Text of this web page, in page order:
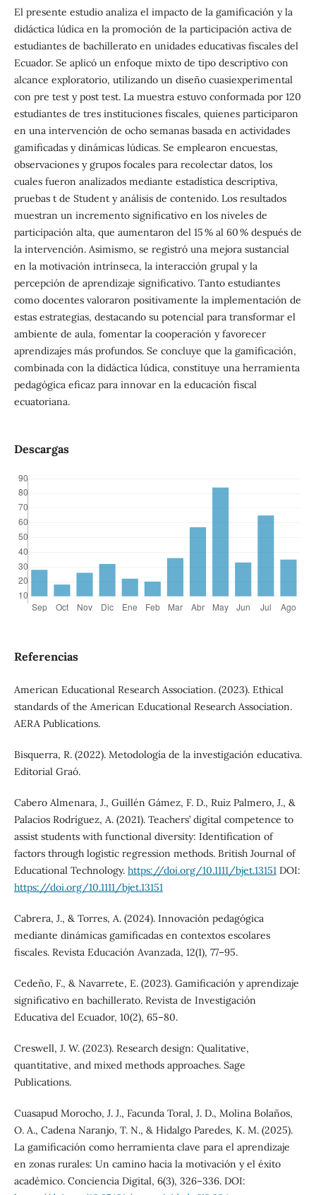
El presente estudio analiza el impacto de la gamificación y la
didáctica lúdica en la promoción de la participación activa de
estudiantes de bachillerato en unidades educativas fiscales del
Ecuador. Se aplicó un enfoque mixto de tipo descriptivo con
alcance exploratorio, utilizando un diseño cuasiexperimental
con pre test y post test. La muestra estuvo conformada por 120
estudiantes de tres instituciones fiscales, quienes participaron
en una intervención de ocho semanas basada en actividades
gamificadas y dinámicas lúdicas. Se emplearon encuestas,
observaciones y grupos focales para recolectar datos, los
cuales fueron analizados mediante estadística descriptiva,
pruebas t de Student y análisis de contenido. Los resultados
muestran un incremento significativo en los niveles de
participación alta, que aumentaron del 15 % al 60 % después de
la intervención. Asimismo, se registró una mejora sustancial
en la motivación intrínseca, la interacción grupal y la
percepción de aprendizaje significativo. Tanto estudiantes
como docentes valoraron positivamente la implementación de
estas estrategias, destacando su potencial para transformar el
ambiente de aula, fomentar la cooperación y favorecer
aprendizajes más profundos. Se concluye que la gamificación,
combinada con la didáctica lúdica, constituye una herramienta
pedagógica eficaz para innovar en la educación fiscal
ecuatoriana.
Descargas
Referencias
American Educational Research Association. (2023). Ethical
standards of the American Educational Research Association.
AERA Publications.
Bisquerra, R. (2022). Metodología de la investigación educativa.
Editorial Graó.
Cabero Almenara, J., Guillén Gámez, F. D., Ruiz Palmero, J., &
Palacios Rodríguez, A. (2021). Teachers’ digital competence to
assist students with functional diversity: Identification of
factors through logistic regression methods. British Journal of
Educational Technology. https://doi.org/10.1111/bjet.13151DOI:
https://doi.org/10.1111/bjet.13151
Cabrera, J., & Torres, A. (2024). Innovación pedagógica
mediante dinámicas gamificadas en contextos escolares
fiscales. Revista Educación Avanzada, 12(1), 77–95.
Cedeño, F., & Navarrete, E. (2023). Gamificación y aprendizaje
significativo en bachillerato. Revista de Investigación
Educativa del Ecuador, 10(2), 65–80.
Creswell, J. W. (2023). Research design: Qualitative,
quantitative, and mixed methods approaches. Sage
Publications.
Cuasapud Morocho, J. J., Facunda Toral, J. D., Molina Bolaños,
O. A., Cadena Naranjo, T. N., & Hidalgo Paredes, K. M. (2025).
La gamificación como herramienta clave para el aprendizaje
en zonas rurales: Un camino hacia la motivación y el éxito
académico. Conciencia Digital, 6(3), 326–336. DOI: